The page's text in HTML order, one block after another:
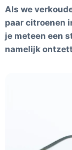
Als we
paar citroenen
je meteen een
namelijk